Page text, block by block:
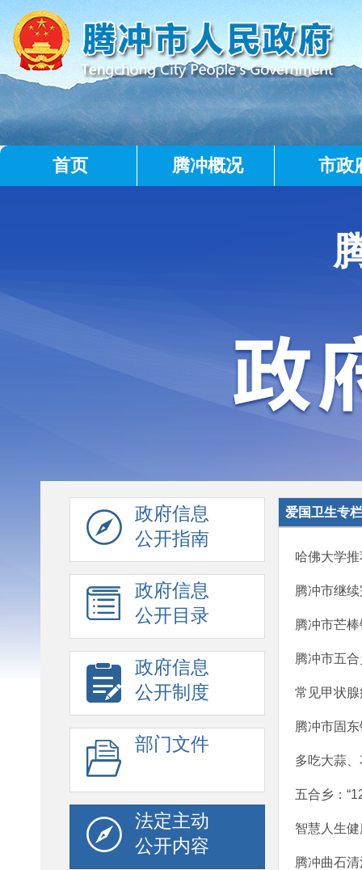
首页 腾冲概况 市政
政府信息
公开指南
政府信息
公开目录
政府信息
公开制度
部门文件
法定主动
公开内容
爱国卫生专栏
哈佛大学
腾冲市继
腾冲市芒
腾冲市五合
常见甲状
腾冲市固
多吃大蒜
五合乡：
智慧人生
腾冲曲石